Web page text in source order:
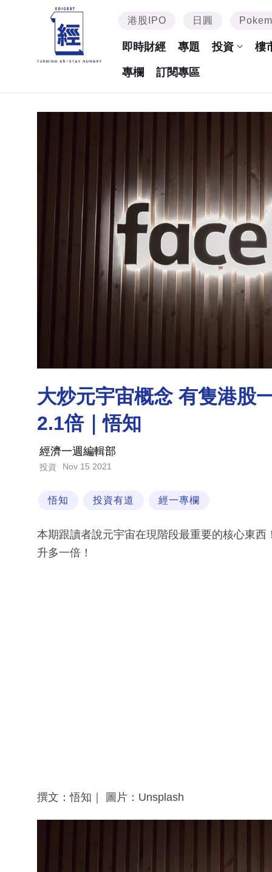
港股IPO 日圓
即時財經 專題 投資 樓
專欄 訂閱專區
大炒元宇宙概念 有隻港股
2.1倍｜悟知
經濟一週編輯部
投資 Nov 15 2021
悟知 投資有道 經一專欄
本期跟讀者說元宇宙在現階段最重要的核心東
升多一倍！
撰文：悟知｜ 圖片：Unsplash